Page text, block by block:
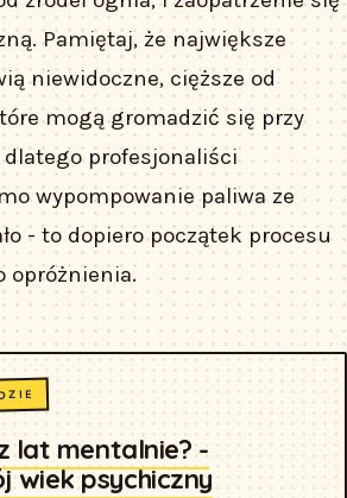
Pamiętaj, że największe
niewidoczne, cięższe od
mogą gromadzić się przy
dlatego profesjonaliści
wypompowanie paliwa ze
- to dopiero początek procesu
opróżnienia.
lat mentalnie? -
wiek psychiczny